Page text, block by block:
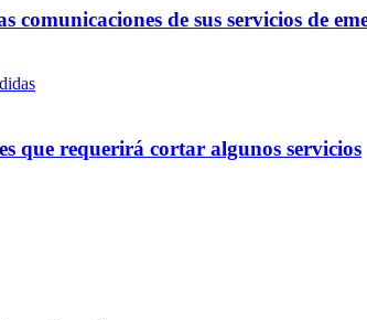
de sus servicios de
que requerirá cortar algunos servicios